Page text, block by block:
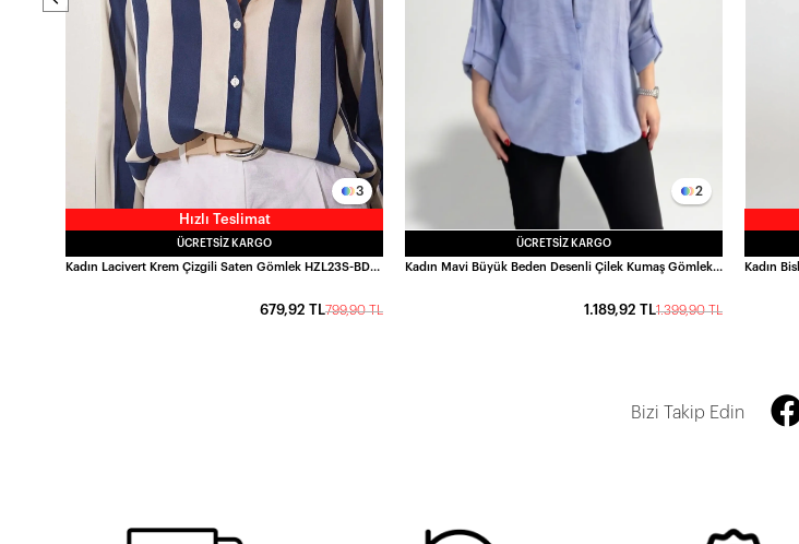
Hızlı Teslimat
3
ÜCRETSIZ KARGO
Kadın Lacivert Krem Çizgili Saten Gömlek HZL23S-BD1201731
799,90 TL
679,92 TL
2
ÜCRETSIZ KARGO
Kadın Mavi Büyük Beden Desenli Çilek Kumaş Gömlek HZL26S-ZSS111311
1.399,90 TL
1.189,92 TL
Bizi Takip Edin